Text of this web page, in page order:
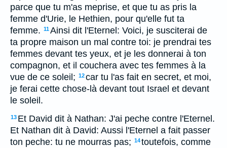
parce que tu m'as meprise, et que tu as pris la
femme d'Urie, le Hethien, pour qu'elle fut ta
femme. 11Ainsi dit l'Eternel: Voici, je susciterai de
ta propre maison un mal contre toi: je prendrai tes
femmes devant tes yeux, et je les donnerai à ton
compagnon, et il couchera avec tes femmes à la
vue de ce soleil; 12car tu l'as fait en secret, et moi,
je ferai cette chose-là devant tout Israel et devant
le soleil.
13 Et David dit à Nathan: J'ai peche contre l'Eternel.
Et Nathan dit à David: Aussi l'Eternel a fait passer
ton peche: tu ne mourras pas; 14toutefois, comme